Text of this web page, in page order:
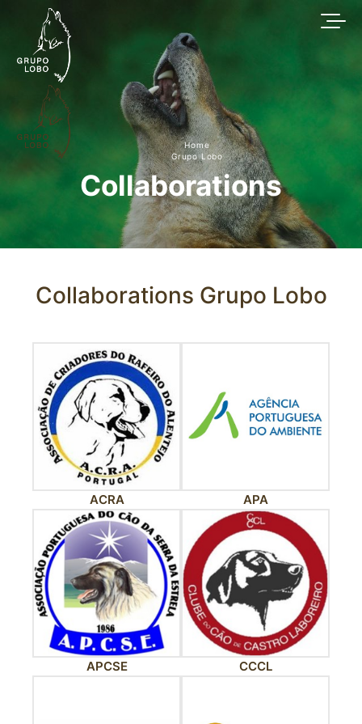
Home
Grupo Lobo
Collaborations
Collaborations Grupo Lobo
ACRA APA
APCSE CCCL